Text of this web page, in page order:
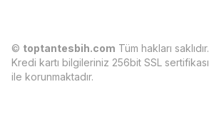
© toptantesbih.com Tüm hakları saklıdır.
Kredi kartı bilgileriniz 256bit SSL sertifikası
ile korunmaktadır.